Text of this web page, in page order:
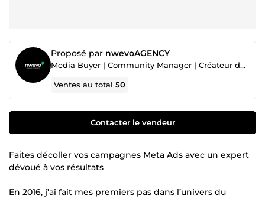
Proposé par nwevoAGENCY
Media Buyer | Community Manager | Créateur de Contenu | Publicités Payantes |
Ventes au total50
Contacter le vendeur
Faites décoller vos campagnes Meta Ads avec un expert
dévoué à vos résultats
En 2016, j’ai fait mes premiers pas dans l’univers du